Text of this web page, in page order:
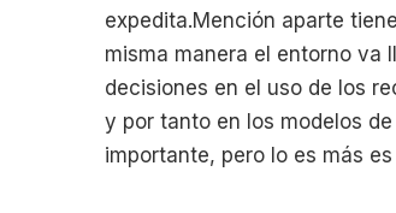
expedita.Mención aparte
misma manera el entorno va
decisiones en el uso de los
y por tanto en los modelos
importante, pero lo es más